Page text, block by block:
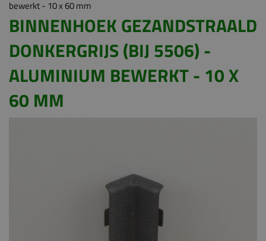
bewerkt - 10 x 60 mm
BINNENHOEK GEZANDSTRAALD
DONKERGRIJS (BIJ 5506) -
ALUMINIUM BEWERKT - 10 X
60 MM